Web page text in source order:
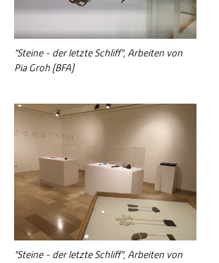
"Steine - der letzte Schliff", Arbeiten von
Pia Groh (BFA)
"Steine - der letzte Schliff", Arbeiten von